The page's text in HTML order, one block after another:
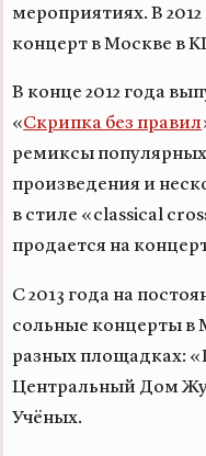
мероприятиях. В
концерт в Москве в
В конце 2012 года
«Скрипка без правил
ремиксы
произведения и
в стиле «classical
продается на
С 2013 года на
сольные концерты в
разных площадках:
Центральный Дом
Учёных.